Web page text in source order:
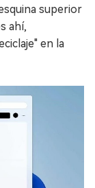
superior
ahí,
en la